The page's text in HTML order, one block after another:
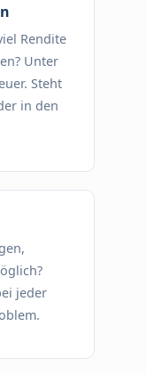
Rendite
Unter
Steht
in den
jeder